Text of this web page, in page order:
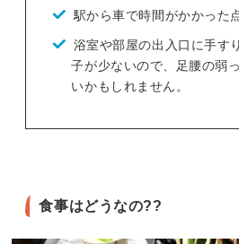
駅から車で時間がかかった
浴室や部屋の出入口に手す
子が少ないので、足腰の弱
いかもしれません。
食事はどうなの??